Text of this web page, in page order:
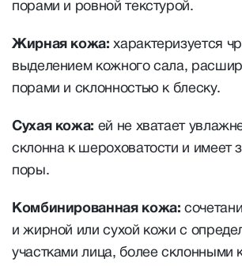
порами и ровной текстурой.
Жирная кожа: характеризуется
выделением кожного сала,
порами и склонностью к блеску.
Сухая кожа: ей не хватает
склонна к шероховатости и имеет
поры.
Комбинированная кожа:
и жирной или сухой кожи с
участками лица, более склонными